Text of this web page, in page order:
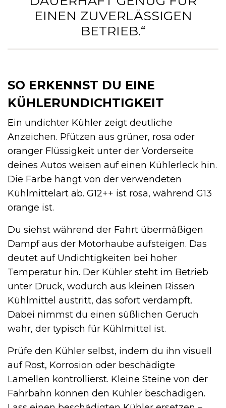
EINEN ZUVERLÄSSIGEN
BETRIEB.“
SO ERKENNST DU EINE
KÜHLERUNDICHTIGKEIT
Ein undichter Kühler zeigt deutliche
Anzeichen. Pfützen aus grüner, rosa oder
oranger Flüssigkeit unter der Vorderseite
deines Autos weisen auf einen Kühlerleck hin.
Die Farbe hängt von der verwendeten
Kühlmittelart ab. G12++ ist rosa, während G13
orange ist.
Du siehst während der Fahrt übermäßigen
Dampf aus der Motorhaube aufsteigen. Das
deutet auf Undichtigkeiten bei hoher
Temperatur hin. Der Kühler steht im Betrieb
unter Druck, wodurch aus kleinen Rissen
Kühlmittel austritt, das sofort verdampft.
Dabei nimmst du einen süßlichen Geruch
wahr, der typisch für Kühlmittel ist.
Prüfe den Kühler selbst, indem du ihn visuell
auf Rost, Korrosion oder beschädigte
Lamellen kontrollierst. Kleine Steine von der
Fahrbahn können den Kühler beschädigen.